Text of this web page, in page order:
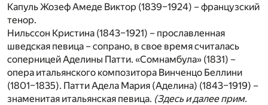
Капуль Жозеф Амеде Виктор (1839–1924) – французский
тенор.
Нильссон Кристина (1843–1921) – прославленная
шведская певица – сопрано, в свое время считалась
соперницей Аделины Патти. «Сомнамбула» (1831) –
опера итальянского композитора Винченцо Беллини
(1801–1835). Патти Адела Мария (Аделина) (1843–1919) –
знаменитая итальянская певица. (Здесь и далее прим.